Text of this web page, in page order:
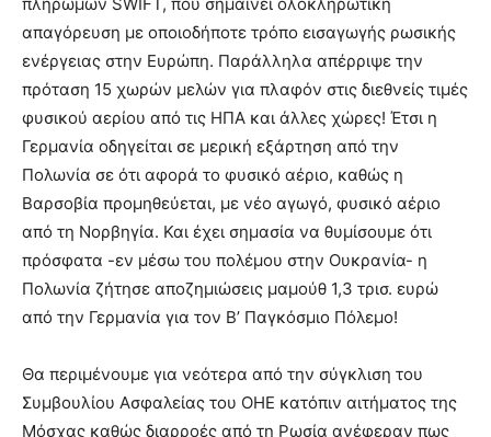
απαγόρευση με οποιοδήποτε τρόπο εισαγωγής ρωσικής
ενέργειας στην Ευρώπη. Παράλληλα απέρριψε την
πρόταση 15 χωρών μελών για πλαφόν στις διεθνείς τιμές
φυσικού αερίου από τις ΗΠΑ και άλλες χώρες! Έτσι η
Γερμανία οδηγείται σε μερική εξάρτηση από την
Πολωνία σε ότι αφορά το φυσικό αέριο, καθώς η
Βαρσοβία προμηθεύεται, με νέο αγωγό, φυσικό αέριο
από τη Νορβηγία. Και έχει σημασία να θυμίσουμε ότι
πρόσφατα -εν μέσω του πολέμου στην Ουκρανία- η
Πολωνία ζήτησε αποζημιώσεις μαμούθ 1,3 τρισ. ευρώ
από την Γερμανία για τον Β’ Παγκόσμιο Πόλεμο!
Θα περιμένουμε για νεότερα από την σύγκλιση του
Συμβουλίου Ασφαλείας του ΟΗΕ κατόπιν αιτήματος της
Μόσχας καθώς διαρροές από τη Ρωσία ανέφεραν πως